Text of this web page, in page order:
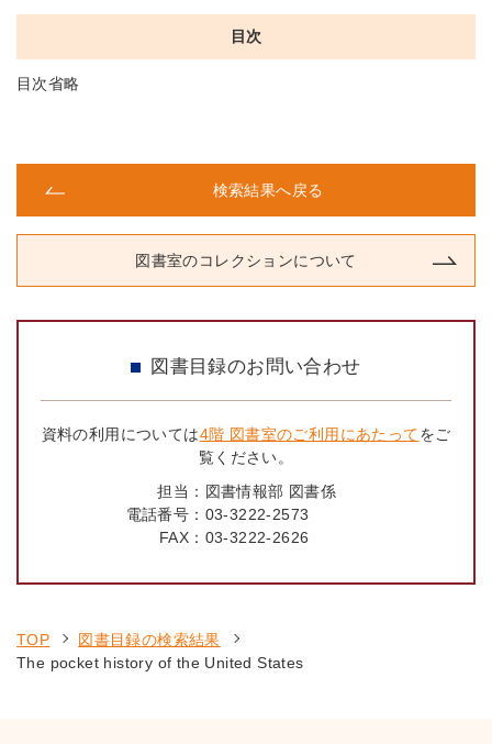
目次
目次省略
検索結果へ戻る
図書室のコレクションについて
図書目録のお問い合わせ
資料の利用については4階 図書室のご利用にあたってをご
覧ください。
担当： 図書情報部 図書係
電話番号： 03-3222-2573
FAX： 03-3222-2626
TOP
図書目録の検索結果
The pocket history of the United States